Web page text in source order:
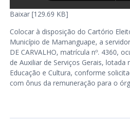
Baixar [129.69 KB]
Colocar à disposição do Cartório
Município de Mamanguape, a
DE CARVALHO, matrícula nº. 4360,
de Auxiliar de Serviços Gerais, lotada
Educação e Cultura, conforme
com ônus da remuneração para o